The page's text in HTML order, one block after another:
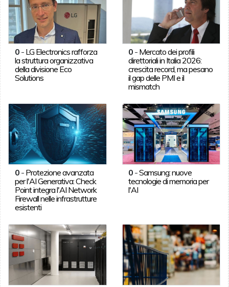
0- LG Electronics rafforza
la struttura organizzativa
della divisione Eco
Solutions
0 - Mercato dei profili
direttoriali in Italia 2026:
crescita record, ma pesano
il gap delle PMI e il
mismatch
0- Protezione avanzata
per l'AI Generativa: Check
Point integra l'AI Network
Firewall nelle infrastrutture
esistenti
0 -Samsung: nuove
tecnologie di memoria per
l'AI